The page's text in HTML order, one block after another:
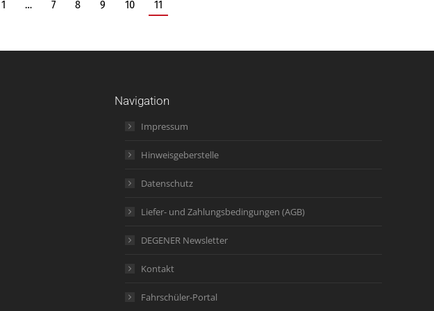
1 … 7 8 9 10 11
Navigation
Impressum
Hinweisgeberstelle
Datenschutz
Liefer- und Zahlungsbedingungen (AGB)
DEGENER Newsletter
Kontakt
Fahrschüler-Portal